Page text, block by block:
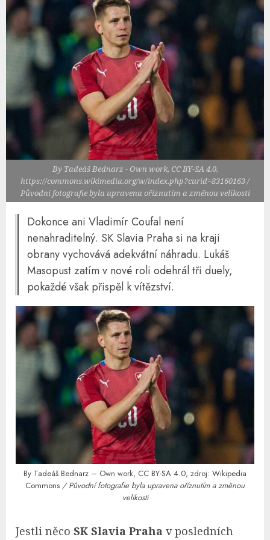
By Tadeáš Bednarz - Own work, CC BY-SA 4.0,
https://commons.wikimedia.org/w/index.php?curid=83160163 /
Původní fotografie byla upravena oříznutím a změnou velikosti
Dokonce ani Vladimír Coufal není
nenahraditelný. SK Slavia Praha si na kraji
obrany vychovává adekvátní náhradu. Lukáš
Masopust zatím v nové roli odehrál tři duely,
pokaždé však přispěl k vítězství.
By Tadeáš Bednarz – Own work, CC BY-SA 4.0, zdroj: Wikipedia
Commons / Původní fotografie byla upravena oříznutím a změnou
velikosti
Jestli něco SK Slavia Praha v posledních